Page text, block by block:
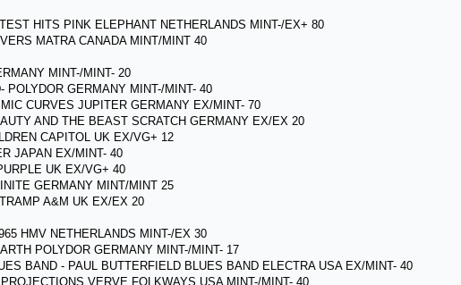
HITS PINK ELEPHANT NETHERLANDS MINT-/EX+ 80
MATRA CANADA MINT/MINT 40
MINT-/MINT- 20
POLYDOR GERMANY MINT-/MINT- 40
CURVES JUPITER GERMANY EX/MINT- 70
AND THE BEAST SCRATCH GERMANY EX/EX 20
CAPITOL UK EX/VG+ 12
JAPAN EX/MINT- 40
UK EX/VG+ 40
GERMANY MINT/MINT 25
A&M UK EX/EX 20
HMV NETHERLANDS MINT-/EX 30
POLYDOR GERMANY MINT-/MINT- 17
BAND - PAUL BUTTERFIELD BLUES BAND ELECTRA USA EX/MINT- 40
VERVE FOLKWAYS USA MINT-/MINT- 40